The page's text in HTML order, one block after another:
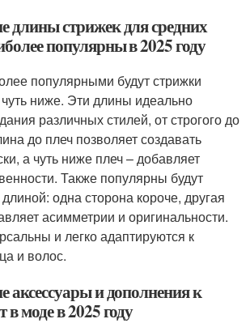
длины стрижек для средних
популярны в 2025 году
популярными будут стрижки
ниже. Эти длины идеально
различных стилей, от строгого до
до плеч позволяет создавать
а чуть ниже плеч – добавляет
Также популярны будут
одна сторона короче, другая
асимметрии и оригинальности.
и легко адаптируются к
и волос.
аксессуары и дополнения к
моде в 2025 году